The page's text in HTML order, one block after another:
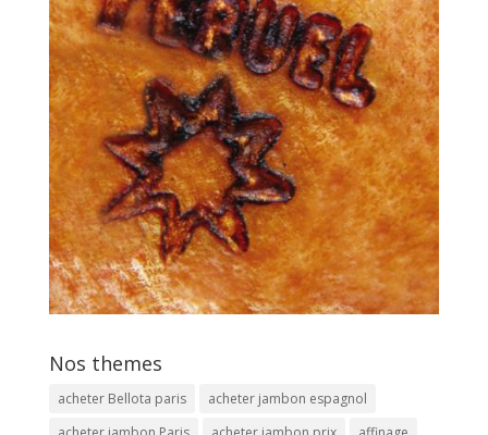
Nos themes
acheter Bellota paris
acheter jambon espagnol